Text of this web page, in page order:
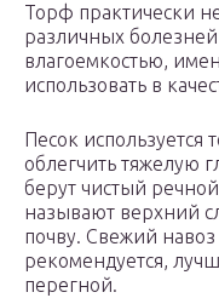
Торф практически
различных
влагоемкостью,
использовать в
Песок используется
облегчить тяжелую
берут чистый
называют верхний
почву. Свежий навоз
рекомендуется,
перегной.